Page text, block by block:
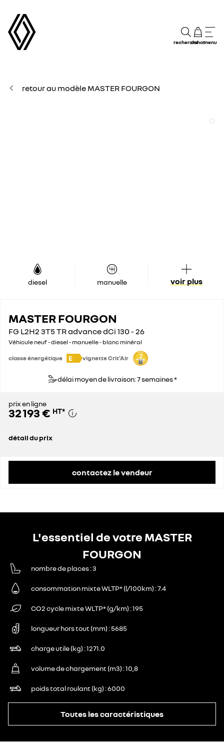
rechercheachatmenu
retour au modèle MASTER FOURGON
diesel manuelle voir plus
MASTER FOURGON
FG L2H2 3T5 TR advance dCi 130 - 26
Véhicule neuf - diesel - manuelle - blanc minéral
classe énergétique E vignette Crit'Air
délai moyen de livraison: 7 semaines *
prix en ligne
32 193 € HT*
détail du prix
contactez le vendeur
L'essentiel de votre MASTER
FOURGON
nombre de places 3
consommation mixte WLTP* (l/100km) 7.4
CO2 cycle mixte WLTP* (g/km) 195
longueur hors tout (mm) 5685
charge utile (kg) 1271.0
volume de chargement (m3) 10,8
poids total roulant (kg) 6000
Toutes les caractéristiques